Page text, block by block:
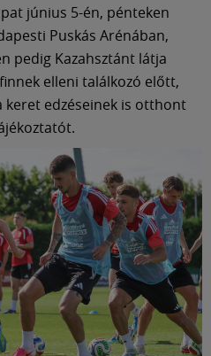
június 5-én, pénteken
Puskás Arénában,
pedig Kazahsztánt látja
elleni találkozó előtt,
keret edzéseinek is otthont